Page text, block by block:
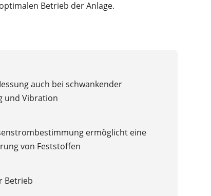
Betrieb der Anlage.
auch bei schwankender
und Vibration
ermöglicht eine
von Feststoffen
Betrieb